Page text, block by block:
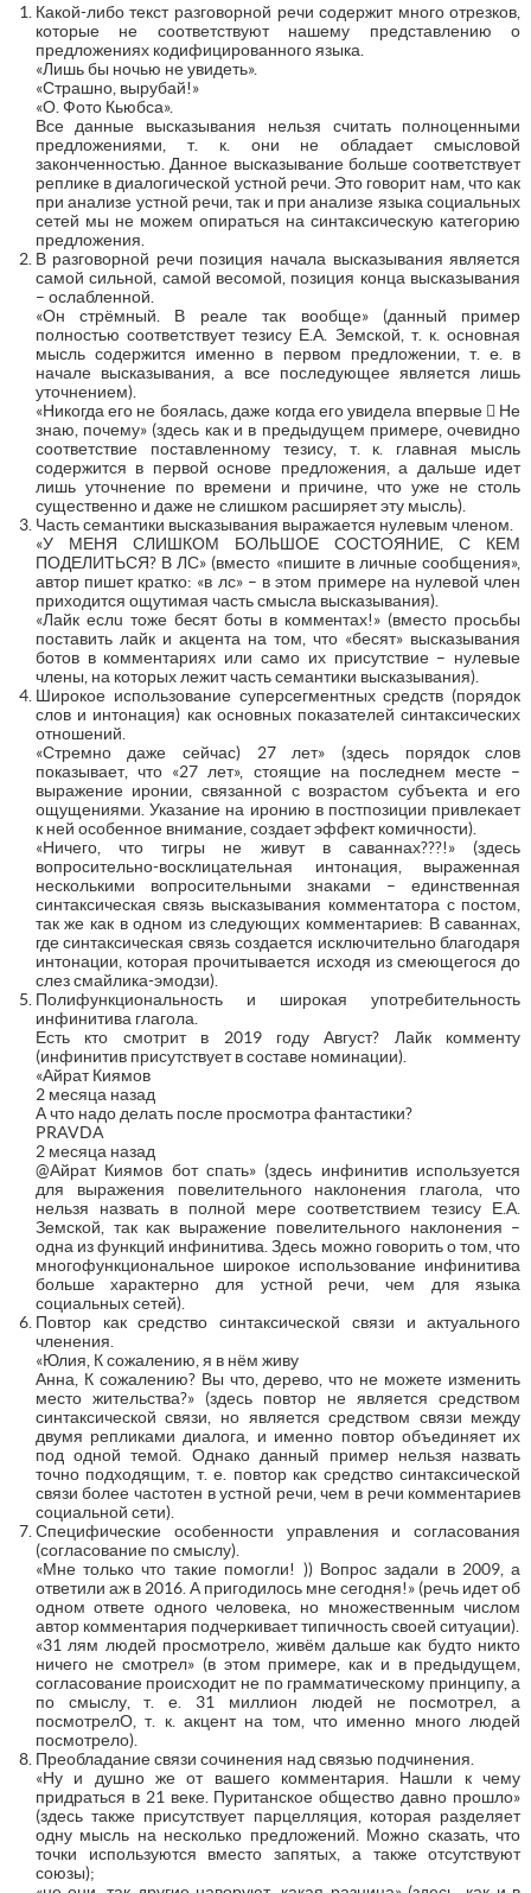
Какой-либо текст разговорной речи содержит много отрезков,
которые не соответствуют нашему представлению о
предложениях кодифицированного языка.
«Лишь бы ночью не увидеть».
«Страшно, вырубай!»
«О. Фото Кьюбса».
Все данные высказывания нельзя считать полноценными
предложениями, т. к. они не обладает смысловой
законченностью. Данное высказывание больше соответствует
реплике в диалогической устной речи. Это говорит нам, что как
при анализе устной речи, так и при анализе языка социальных
сетей мы не можем опираться на синтаксическую категорию
предложения.
В разговорной речи позиция начала высказывания является
самой сильной, самой весомой, позиция конца высказывания
– ослабленной.
«Он стрёмный. В реале так вообще» (данный пример
полностью соответствует тезису Е.А. Земской, т. к. основная
мысль содержится именно в первом предложении, т. е. в
начале высказывания, а все последующее является лишь
уточнением).
«Никогда его не боялась, даже когда его увидела впервые  Не
знаю, почему» (здесь как и в предыдущем примере, очевидно
соответствие поставленному тезису, т. к. главная мысль
содержится в первой основе предложения, а дальше идет
лишь уточнение по времени и причине, что уже не столь
существенно и даже не слишком расширяет эту мысль).
Часть семантики высказывания выражается нулевым членом.
«У МЕНЯ СЛИШКОМ БОЛЬШОЕ СОСТОЯНИЕ, С КЕМ
ПОДЕЛИТЬСЯ? В ЛС» (вместо «пишите в личные сообщения»,
автор пишет кратко: «в лс» – в этом примере на нулевой член
приходится ощутимая часть смысла высказывания).
«Лайк еслu тoже бeсят боты в коммeнтах!» (вместо просьбы
поставить лайк и акцента на том, что «бесят» высказывания
ботов в комментариях или само их присутствие – нулевые
члены, на которых лежит часть семантики высказывания).
Широкое использование суперсегментных средств (порядок
слов и интонация) как основных показателей синтаксических
отношений.
«Стремно даже сейчас) 27 лет» (здесь порядок слов
показывает, что «27 лет», стоящие на последнем месте –
выражение иронии, связанной с возрастом субъекта и его
ощущениями. Указание на иронию в постпозиции привлекает
к ней особенное внимание, создает эффект комичности).
«Ничего, что тигры не живут в саваннах???!» (здесь
вопросительно-восклицательная интонация, выраженная
несколькими вопросительными знаками – единственная
синтаксическая связь высказывания комментатора с постом,
так же как в одном из следующих комментариев: В саваннах,
где синтаксическая связь создается исключительно благодаря
интонации, которая прочитывается исходя из смеющегося до
слез смайлика-эмодзи).
Полифункциональность и широкая употребительность
инфинитива глагола.
Есть кто смотрит в 2019 году Август? Лайк комменту
(инфинитив присутствует в составе номинации).
«Айрат Киямов
2 месяца назад
А что надо делать после просмотра фантастики?
PRAVDA
2 месяца назад
@Айрат Киямов бот спать» (здесь инфинитив используется
для выражения повелительного наклонения глагола, что
нельзя назвать в полной мере соответствием тезису Е.А.
Земской, так как выражение повелительного наклонения –
одна из функций инфинитива. Здесь можно говорить о том, что
многофункциональное широкое использование инфинитива
больше характерно для устной речи, чем для языка
социальных сетей).
Повтор как средство синтаксической связи и актуального
членения.
«Юлия, К сожалению, я в нём живу
Анна, К сожалению? Вы что, дерево, что не можете изменить
место жительства?» (здесь повтор не является средством
синтаксической связи, но является средством связи между
двумя репликами диалога, и именно повтор объединяет их
под одной темой. Однако данный пример нельзя назвать
точно подходящим, т. е. повтор как средство синтаксической
связи более частотен в устной речи, чем в речи комментариев
социальной сети).
Специфические особенности управления и согласования
(согласование по смыслу).
«Мне только что такие помогли! )) Вопрос задали в 2009, а
ответили аж в 2016. А пригодилось мне сегодня!» (речь идет об
одном ответе одного человека, но множественным числом
автор комментария подчеркивает типичность своей ситуации).
«31 лям людей просмотрело, живём дальше как будто никто
ничего не смотрел» (в этом примере, как и в предыдущем,
согласование происходит не по грамматическому принципу, а
по смыслу, т. е. 31 миллион людей не посмотрел, а
посмотрелО, т. к. акцент на том, что именно много людей
посмотрело).
Преобладание связи сочинения над связью подчинения.
«Ну и душно же от вашего комментария. Нашли к чему
придраться в 21 веке. Пуританское общество давно прошло»
(здесь также присутствует парцелляция, которая разделяет
одну мысль на несколько предложений. Можно сказать, что
точки используются вместо запятых, а также отсутствуют
союзы);